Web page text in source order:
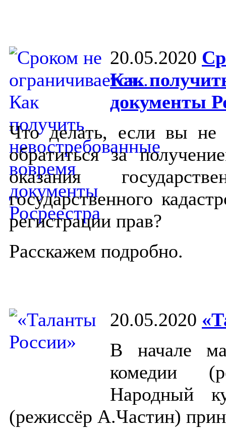
20.05.2020
Как
документы
Что делать, если вы не
обратиться за
оказания
государственного
регистрации прав?
Расскажем подробно.
20.05.2020
В начале
комедии
Народный
(режиссёр А.Частин)